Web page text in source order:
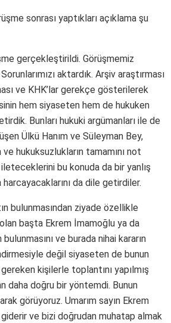
sonrası yaptıkları açıklama şu
gerçekleştirildi. Görüşmemiz
aktardık. Arşiv araştırması
ve KHK’lar gerekçe gösterilerek
hem siyaseten hem de hukuken
Bunları hukuki argümanları ile de
Ülkü Hanım ve Süleyman Bey,
hukuksuzlukların tamamını not
ileteceklerini bu konuda da bir yanlış
da dile getirdiler.
bulunmasından ziyade özellikle
başta Ekrem İmamoğlu ya da
bulunmasını ve burada nihai kararın
değil siyaseten de bunun
kişilerle toplantını yapılmış
daha doğru bir yöntemdi. Bunun
görüyoruz. Umarım sayın Ekrem
ve bizi doğrudan muhatap almak